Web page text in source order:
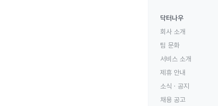
닥터나우
회사 소개
팀 문화
서비스 소개
제휴 안내
소식 · 공지
채용 공고